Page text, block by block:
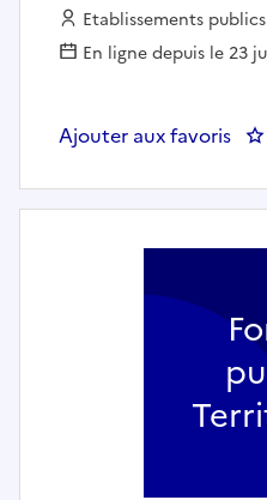
Employeur :
Etablissements
En ligne depuis le 23
Ajouter aux favoris :